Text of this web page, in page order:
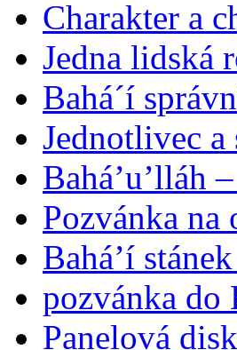
Charakter a
Jedna lidská
Bahá´í
Jednotlivec a
Bahá’u’lláh
Pozvánka na
Bahá’í
pozvánka
Panelová